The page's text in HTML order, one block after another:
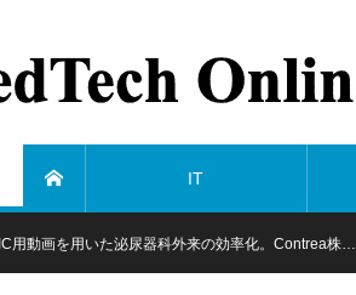
IT
IC用動画を用いた泌尿器科外来の効率化。Contrea株…